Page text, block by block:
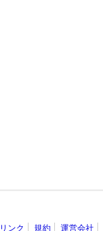
リンク 規約 運営会社